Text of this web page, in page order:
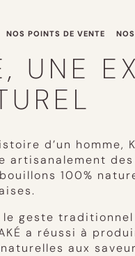
NOS POINTS DE VENTE
UNE
d’un
artisanalement
100%
le geste
a réussi à
aux